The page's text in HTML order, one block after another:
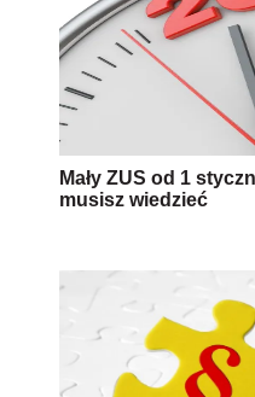
Mały ZUS od 1
musisz wiedzieć